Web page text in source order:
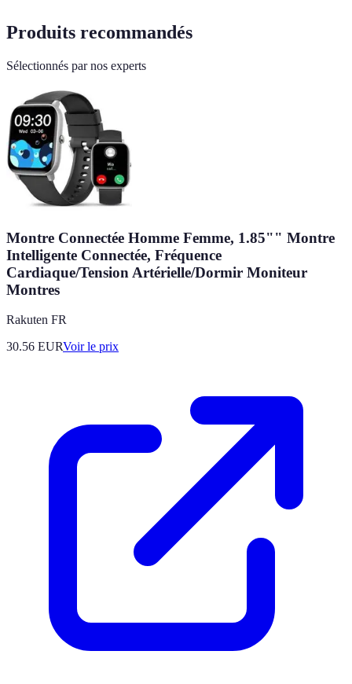
Produits recommandés
Sélectionnés par nos experts
Montre Connectée Homme Femme, 1.85"" Montre
Intelligente Connectée, Fréquence
Cardiaque/Tension Artérielle/Dormir Moniteur
Montres
Rakuten FR
30.56 EURVoir le prix